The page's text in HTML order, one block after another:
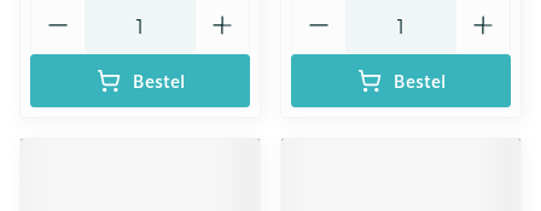
Bestel Bestel